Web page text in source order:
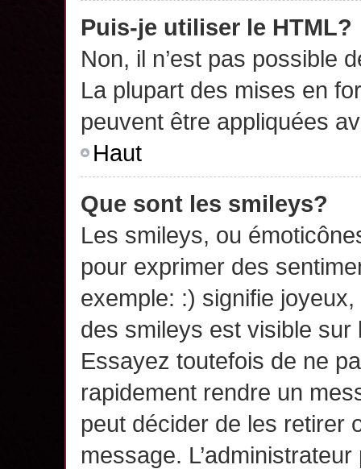
Puis-je utiliser le HTML?
Non, il n’est pas possible
La plupart des mises en
peuvent être appliquées
Haut
Que sont les smileys?
Les smileys, ou
pour exprimer des
exemple: :) signifie
des smileys est visible
Essayez toutefois de ne
rapidement rendre un
peut décider de les retirer
message.